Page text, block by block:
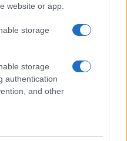
website or app.
storage
storage
authentication
and other
perfetto: guida pratica